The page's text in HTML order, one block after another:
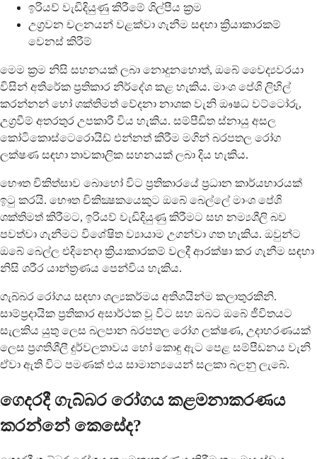
ඉරියව් වැඩිදියුණු කිරීමේ ශිල්පීය ක්‍රම
උග්‍රවන චලනයන් වළක්වා ගැනීම සඳහා ක්‍රියාකාරකම්
වෙනස් කිරීම්
මෙම ක්‍රම නිසි සහනයක් ලබා නොදුනහොත්, ඔබේ වෛද්‍යවරයා
විසින් අතිරේක ප්‍රතිකාර නිර්දේශ කළ හැකිය. මාංශ පේශි ලිහිල්
කරන්නන් හෝ ශක්තිමත් වේදනා නාශක වැනි ඖෂධ වට්ටෝරු,
උග්‍රවීම් අතරතුර උපකාරී විය හැකිය. සම්පීඩිත ස්නායු අසල
කෝටිකොස්ටෙරොයිඩ් එන්නත් කිරීම මගින් බරපතල රෝග
ලක්ෂණ සඳහා තාවකාලික සහනයක් ලබා දිය හැකිය.
භෞත චිකිත්සාව බොහෝ විට ප්‍රතිකාරයේ ප්‍රධාන කාර්යභාරයක්
ඉටු කරයි. භෞත චිකික්‍ෂකයෙකුට ඔබේ බෙල්ලේ මාංශ පේශි
ශක්තිමත් කිරීමට, ඉරියව් වැඩිදියුණු කිරීමට සහ නම්‍යශීලි බව
පවත්වා ගැනීමට විශේෂිත ව්‍යායාම උගන්වා ගත හැකිය. ඔවුන්ට
ඔබේ බෙල්ල එදිනෙදා ක්‍රියාකාරකම් වලදී ආරක්ෂා කර ගැනීම සඳහා
නිසි ශරීර යාන්ත්‍රණය පෙන්විය හැකිය.
ගැබ්බර රෝගය සඳහා ශල්‍යකර්මය අතිශයින්ම කලාතුරකිනි.
සාම්ප්‍රදායික ප්‍රතිකාර අසාර්ථක වූ විට සහ ඔබට ඔබේ ජීවිතයට
සැලකිය යුතු ලෙස බලපාන බරපතල රෝග ලක්ෂණ, උදාහරණයක්
ලෙස ප්‍රගතිශීලී දුර්වලතාවය හෝ කොඳු ඇට පෙළ සම්පීඩනය වැනි
ඒවා ඇති විට පමණක් එය සාමාන්‍යයෙන් සලකා බලනු ලැබේ.
ගෙදරදී ගැබ්බර රෝගය කළමනාකරණය
කරන්නේ කෙසේද?